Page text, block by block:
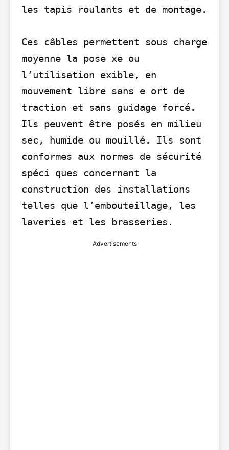
les tapis roulants et de montage.
Ces câbles permettent sous charge
moyenne la pose xe ou
l’utilisation exible, en
mouvement libre sans e ort de
traction et sans guidage forcé.
Ils peuvent être posés en milieu
sec, humide ou mouillé. Ils sont
conformes aux normes de sécurité
spéci ques concernant la
construction des installations
telles que l’embouteillage, les
laveries et les brasseries.
Advertisements